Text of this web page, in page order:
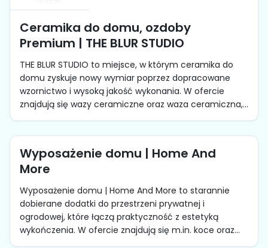
Ceramika do domu, ozdoby
Premium | THE BLUR STUDIO
THE BLUR STUDIO to miejsce, w którym ceramika do
domu zyskuje nowy wymiar poprzez dopracowane
wzornictwo i wysoką jakość wykonania. W ofercie
znajdują się wazy ceramiczne oraz waza ceramiczna,...
Wyposażenie domu | Home And
More
Wyposażenie domu | Home And More to starannie
dobierane dodatki do przestrzeni prywatnej i
ogrodowej, które łączą praktyczność z estetyką
wykończenia. W ofercie znajdują się m.in. koce oraz...